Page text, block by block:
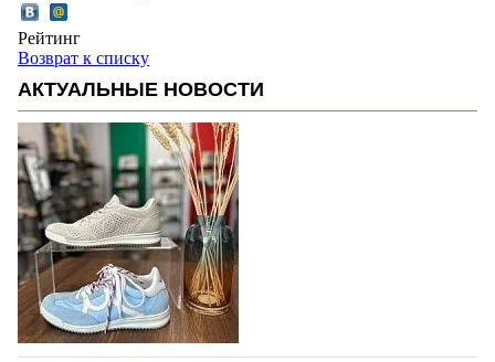
Рейтинг
Возврат к списку
АКТУАЛЬНЫЕ НОВОСТИ